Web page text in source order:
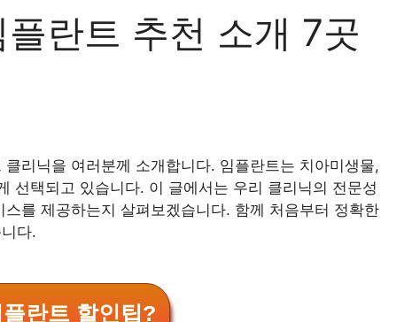
란트 추천 소개 7곳
리닉을 여러분께 소개합니다. 임플란트는 치아미생물,
선택되고 있습니다. 이 글에서는 우리 클리닉의 전문성
를 제공하는지 살펴보겠습니다. 함께 처음부터 정확한
다.
플란트 할인팁?